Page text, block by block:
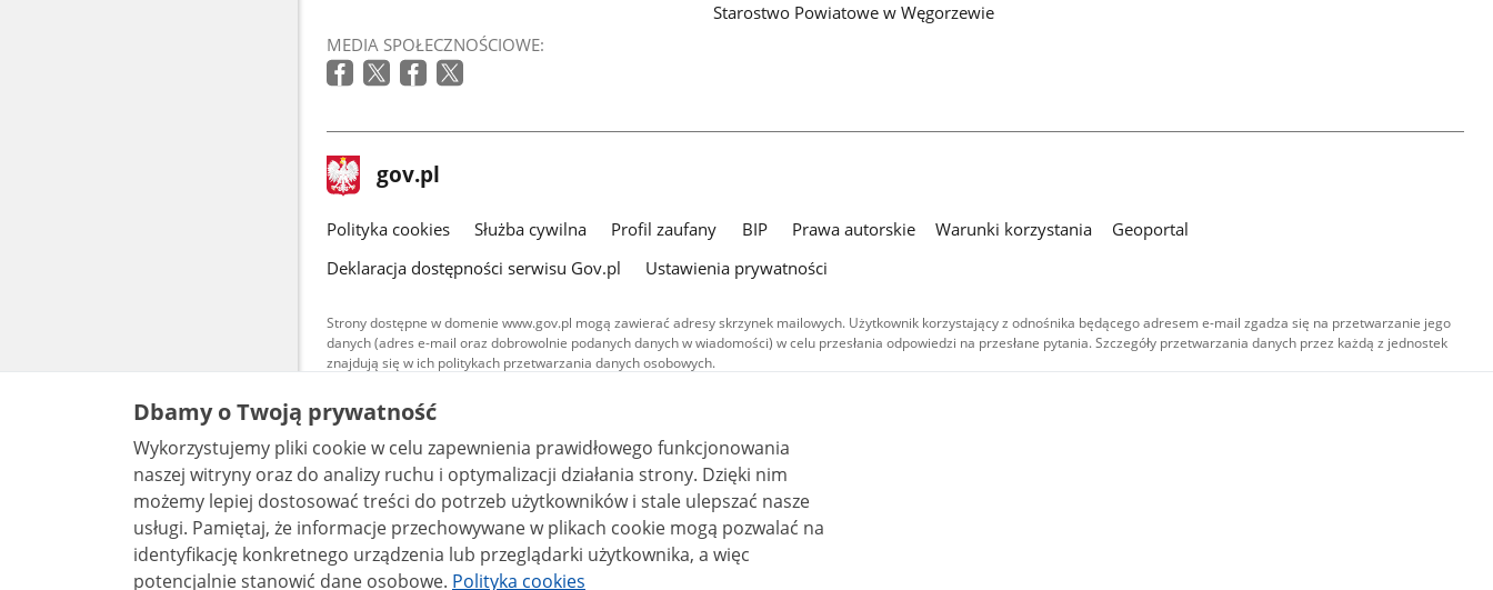
MEDIA SPOŁECZNOŚCIOWE:
Starostwo Powiatowe w Węgorzewie
stopka
gov.pl Strona
gov.pl
gov.pl
Polityka cookies Służba cywilna Profil zaufany BIP Prawa autorskie Warunki korzystania
Geoportal
Deklaracja dostępności serwisu Gov.pl
Ustawienia prywatności
Strony dostępne w domenie www.gov.pl mogą zawierać adresy skrzynek mailowych. Użytkownik korzystający z odnośnika będącego adresem e-mail zgadza się na przetwarzanie jego
danych (adres e-mail oraz dobrowolnie podanych danych w wiadomości) w celu przesłania odpowiedzi na przesłane pytania. Szczegóły przetwarzania danych przez każdą z jednostek
znajdują się w ich politykach przetwarzania danych osobowych.
Treści tekstowe publikowane w serwisie (z wyłączeniem treści audiowizualnych), są
udostępniane na licencji typu Creative Commons: uznanie autorstwa - na tych samych
warunkach 4.0 (CC BY-SA 4.0). Materiały audiowizualne, w tym zdjęcia, materiały audio i wideo,
są udostępniane na licencji typu Creative Commons: uznanie autorstwa użycie niekomercyjne -
bez utworów zależnych 4.0 (CC BY-NC-ND 4.0), o ile nie jest to stwierdzone inaczej.
Dbamy o Twoją prywatność
Wykorzystujemy pliki cookie w celu zapewnienia prawidłowego funkcjonowania
naszej witryny oraz do analizy ruchu i optymalizacji działania strony. Dzięki nim
możemy lepiej dostosować treści do potrzeb użytkowników i stale ulepszać nasze
usługi. Pamiętaj, że informacje przechowywane w plikach cookie mogą pozwalać na
identyfikację konkretnego urządzenia lub przeglądarki użytkownika, a więc
potencjalnie stanowić dane osobowe. Polityka cookies